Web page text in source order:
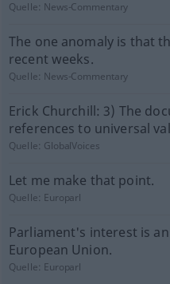
Quelle: News-Commentary
The one anomaly is that
recent weeks.
Quelle: News-Commentary
Erick Churchill: 3) The
references to universal
Quelle: GlobalVoices
Let me make that point.
Quelle: Europarl
Parliament's interest is
European Union.
Quelle: Europarl